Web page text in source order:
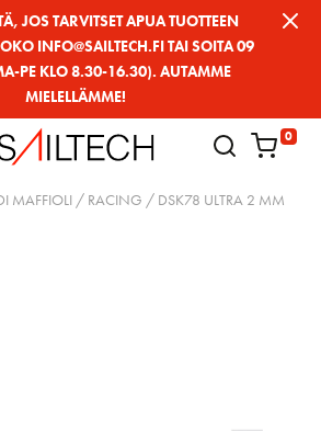
JOS TARVITSET APUA TUOTTEEN
INFO@SAILTECH.FI TAI SOITA 09
PE KLO 8.30-16.30). AUTAMME
MIELELLÄMME!
0
MAFFIOLI / RACING / DSK78 ULTRA 2 MM